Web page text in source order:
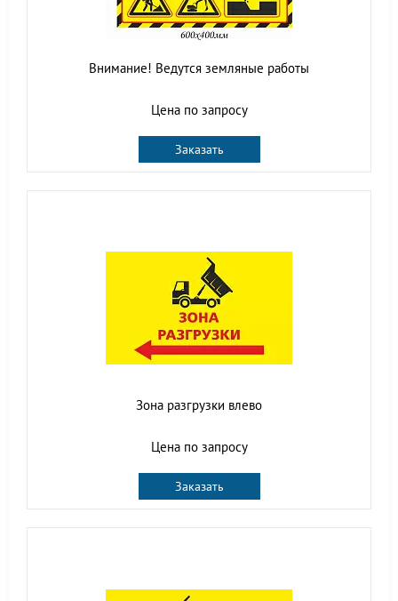
Внимание! Ведутся земляные работы
Цена по запросу
Заказать
Зона разгрузки влево
Цена по запросу
Заказать